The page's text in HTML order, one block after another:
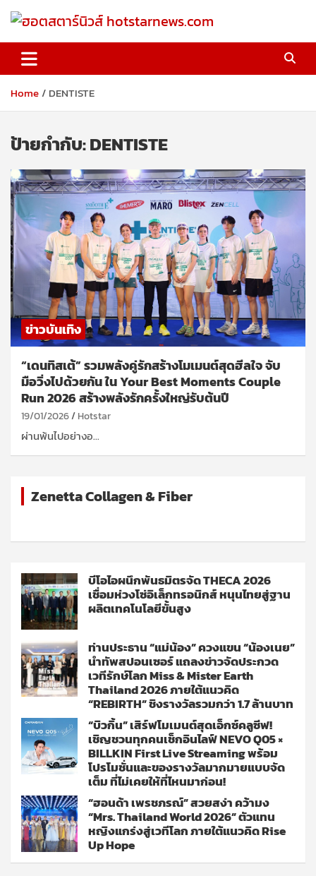
ฮอตสตาร์นิวส์ hotstarnews.com
Home DENTISTE
ป้ายกำกับ:DENTISTE
ข่าวบันเทิง
“เดนทิสเต้” รวมพลังคู่รักสร้างโมเมนต์สุดฮีลใจ จับ
มือวิ่งไปด้วยกัน ใน Your Best Moments Couple
Run 2026 สร้างพลังรักครั้งใหญ่รับต้นปี
19/01/2026 Hotstar
​ผ่านพ้นไปอย่างอ…
Zenetta Collagen & Fiber
บีโอไอผนึกพันธมิตรจัด THECA 2026
เชื่อมห่วงโซ่อิเล็กทรอนิกส์ หนุนไทยสู่ฐาน
ผลิตเทคโนโลยีขั้นสูง
ท่านประธาน “แม่น้อง” ควงแขน “น้องเนย”
นำทัพสปอนเซอร์ แถลงข่าวจัดประกวด
เวทีรักษ์โลก Miss & Mister Earth
Thailand 2026 ภายใต้แนวคิด
“REBIRTH” ชิงรางวัลรวมกว่า 1.7 ล้านบาท
“บิวกิ้น” เสิร์ฟโมเมนต์สุดเอ็กซ์คลูซีฟ!
เชิญชวนทุกคนเช็กอินไลฟ์ NEVO Q05 ×
BILLKIN First Live Streaming พร้อม
โปรโมชั่นและของรางวัลมากมายแบบจัด
เต็ม ที่ไม่เคยให้ที่ไหนมาก่อน!
“ฮอนด้า เพรชภรณ์” สวยสง่า คว้ามง
“Mrs. Thailand World 2026” ตัวแทน
หญิงแกร่งสู่เวทีโลก ภายใต้แนวคิด Rise
Up Hope